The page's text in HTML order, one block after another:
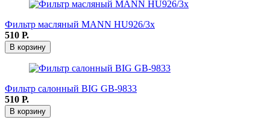
Фильтр масляный MANN HU926/3x
510 Р.
В корзину
Фильтр салонный BIG GB-9833
510 Р.
В корзину